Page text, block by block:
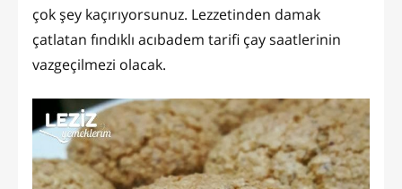
çok şey kaçırıyorsunuz. Lezzetinden damak
çatlatan fındıklı acıbadem tarifi çay saatlerinin
vazgeçilmezi olacak.